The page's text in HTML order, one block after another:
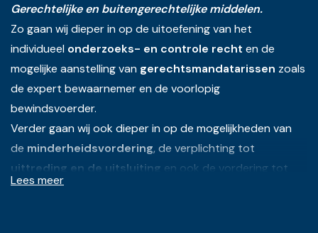
Gerechtelijke en buitengerechtelijke middelen.
Zo gaan wij dieper in op de uitoefening van het
individueel onderzoeks- en controle recht en de
mogelijke aanstelling van gerechtsmandatarissen zoals
de expert bewaarnemer en de voorlopig
bewindsvoerder.
Verder gaan wij ook dieper in op de mogelijkheden van
de minderheidsvordering, de verplichting tot
uittreding en de uitsluiting en ook de vordering tot
nietigheid
Lees meer